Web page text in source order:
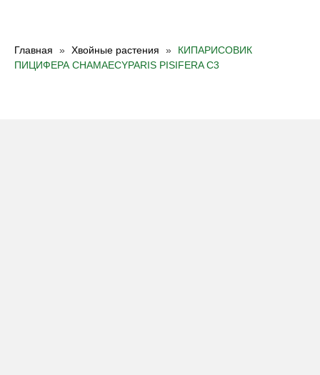
Главная Хвойные растения
КИПАРИСОВИК
ПИЦИФЕРА CHAMAECYPARIS PISIFERA С3